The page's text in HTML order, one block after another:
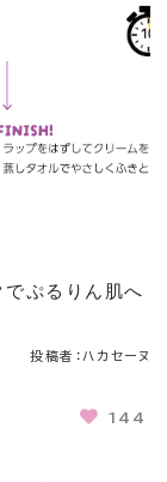
ぷるりん肌へ
投稿者：ハカセーヌ
144